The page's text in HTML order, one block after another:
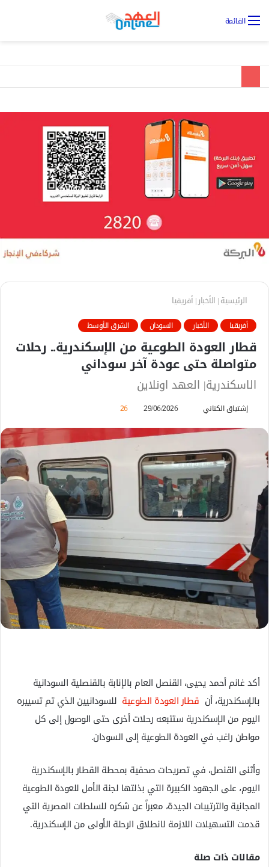
القائمة
الرئيسية| الأخبار| أفريقيا
أفريقيا الأخبار السودان الشرق الأوسط
قطار العودة الطوعية من الإسكندرية.. رحلات
متواصلة حتى عودة آخر سوداني
الاسكندرية| العهد اونلاين
إشتياق الكناني
س
ل
ب
ر
ي
ا
إ
ك
ت
ر
و
ن
29/06/2026
26
أكد غانم أحمد يحيى، القنصل العام بالإنابة بالقنصلية السودانية
بالإسكندرية، أن قطار العودة الطوعية للسودانيين الذي تم تسييره
اليوم من الإسكندرية ستتبعه رحلات أخرى حتى الوصول إلى كل
مواطن راغب في العودة الطوعية إلى السودان.
وأثنى القنصل، في تصريحات صحفية بمحطة القطار بالإسكندرية
اليوم، على الجهود الكبيرة التي بذلتها لجنة الأمل للعودة الطوعية
المجانية والترتيبات الجيدة، معبراً عن شكره للسلطات المصرية التي
قدمت التسهيلات اللازمة لانطلاق الرحلة الأولى من الإسكندرية.
مقالات ذات صلة